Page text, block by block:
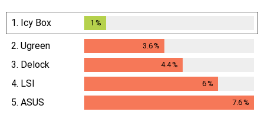
1. Icy Box 1 %
2. Ugreen 3.6%
3. Delock 4.4%
4. LSI 6%
5. ASUS 7.6%